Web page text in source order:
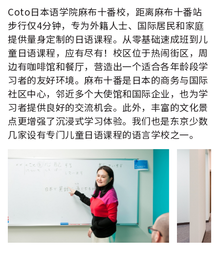
Coto日本语学院麻布十番校，距离麻布十番站
步行仅4分钟，专为外籍人士、国际居民和家庭
提供量身定制的日语课程。从零基础速成班到儿
童日语课程，应有尽有！校区位于热闹街区，周
边有咖啡馆和餐厅，营造出一个适合各年龄段学
习者的友好环境。麻布十番是日本的商务与国际
社区中心，邻近多个大使馆和国际企业，也为学
习者提供良好的交流机会。此外，丰富的文化景
点更增强了沉浸式学习体验。我们也是东京少数
几家设有专门儿童日语课程的语言学校之一。